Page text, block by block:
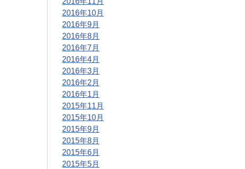
2016年10月
2016年9月
2016年8月
2016年7月
2016年4月
2016年3月
2016年2月
2016年1月
2015年11月
2015年10月
2015年9月
2015年8月
2015年6月
2015年5月